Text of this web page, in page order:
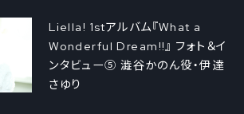
Liella! 1stアルバム『What a
Wonderful Dream!!』 フォト＆イ
ンタビュー⑤ 澁谷かのん役・伊達
さゆり